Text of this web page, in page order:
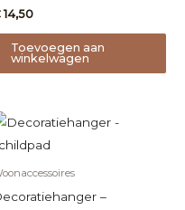
14,50
Toevoegen aan
winkelwagen
–